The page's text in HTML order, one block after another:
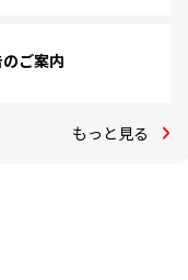
のご案内
もっと見る